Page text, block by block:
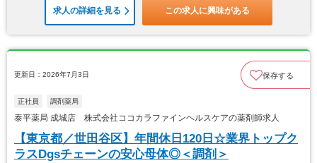
求人の詳細を見る この求人に興味がある
更新日：2026年7月3日 保存する
正社員 調剤薬局
泰平薬局 成城店 株式会社ココカラファインヘルスケアの薬剤師求人
【東京都／世田谷区】年間休日120日☆業界トップク
ラスDgsチェーンの安心母体◎＜調剤＞